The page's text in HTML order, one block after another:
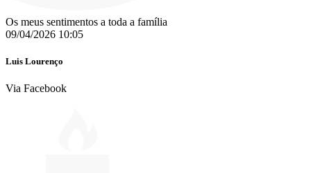
Os meus sentimentos a toda a família
09/04/2026 10:05
Luis Lourenço
Via Facebook